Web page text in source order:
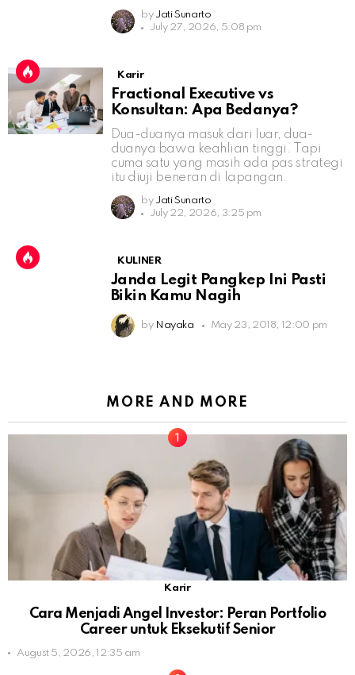
by Jati Sunarto
July 27, 2026, 5:08 pm
Karir
Fractional Executive vs
Konsultan: Apa Bedanya?
Dua-duanya masuk dari luar, dua-
duanya bawa keahlian tinggi. Tapi
cuma satu yang masih ada pas strategi
itu diuji beneran di lapangan.
by Jati Sunarto
July 22, 2026, 3:25 pm
KULINER
Janda Legit Pangkep Ini Pasti
Bikin Kamu Nagih
by Nayaka May 23, 2018, 12:00 pm
MORE AND MORE
Karir
Cara Menjadi Angel Investor: Peran Portfolio
Career untuk Eksekutif Senior
August 5, 2026, 12:35 am